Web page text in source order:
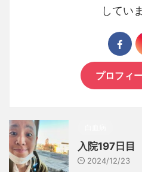
してい
プロフィ
入院197日
2024/12/23